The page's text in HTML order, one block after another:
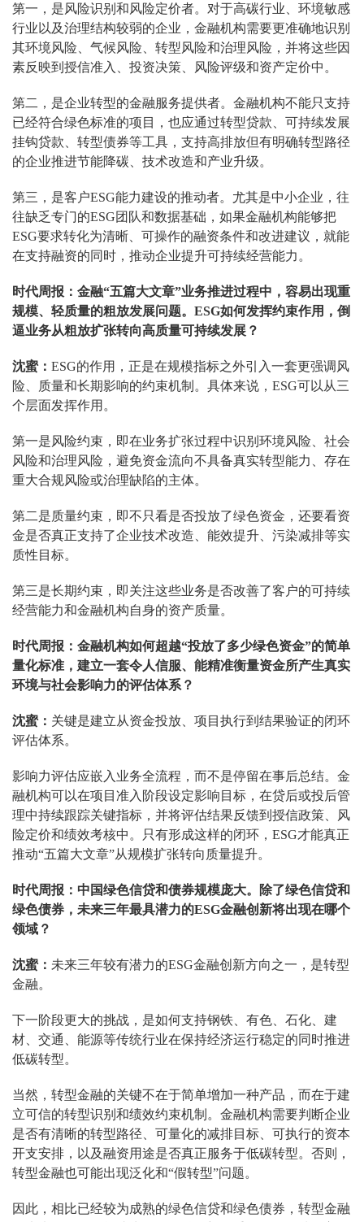
第一，是风险识别和风险定价者。对于高碳行业、环境敏感
行业以及治理结构较弱的企业，金融机构需要更准确地识别
其环境风险、气候风险、转型风险和治理风险，并将这些因
素反映到授信准入、投资决策、风险评级和资产定价中。
第二，是企业转型的金融服务提供者。金融机构不能只支持
已经符合绿色标准的项目，也应通过转型贷款、可持续发展
挂钩贷款、转型债券等工具，支持高排放但有明确转型路径
的企业推进节能降碳、技术改造和产业升级。
第三，是客户ESG能力建设的推动者。尤其是中小企业，往
往缺乏专门的ESG团队和数据基础，如果金融机构能够把
ESG要求转化为清晰、可操作的融资条件和改进建议，就能
在支持融资的同时，推动企业提升可持续经营能力。
时代周报：金融“五篇大文章”业务推进过程中，容易出现重
规模、轻质量的粗放发展问题。ESG如何发挥约束作用，倒
逼业务从粗放扩张转向高质量可持续发展？
沈蜜： ESG的作用，正是在规模指标之外引入一套更强调风
险、质量和长期影响的约束机制。具体来说，ESG可以从三
个层面发挥作用。
第一是风险约束，即在业务扩张过程中识别环境风险、社会
风险和治理风险，避免资金流向不具备真实转型能力、存在
重大合规风险或治理缺陷的主体。
第二是质量约束，即不只看是否投放了绿色资金，还要看资
金是否真正支持了企业技术改造、能效提升、污染减排等实
质性目标。
第三是长期约束，即关注这些业务是否改善了客户的可持续
经营能力和金融机构自身的资产质量。
时代周报：金融机构如何超越“投放了多少绿色资金”的简单
量化标准，建立一套令人信服、能精准衡量资金所产生真实
环境与社会影响力的评估体系？
沈蜜： 关键是建立从资金投放、项目执行到结果验证的闭环
评估体系。
影响力评估应嵌入业务全流程，而不是停留在事后总结。金
融机构可以在项目准入阶段设定影响目标，在贷后或投后管
理中持续跟踪关键指标，并将评估结果反馈到授信政策、风
险定价和绩效考核中。只有形成这样的闭环，ESG才能真正
推动“五篇大文章”从规模扩张转向质量提升。
时代周报：中国绿色信贷和债券规模庞大。除了绿色信贷和
绿色债券，未来三年最具潜力的ESG金融创新将出现在哪个
领域？
沈蜜： 未来三年较有潜力的ESG金融创新方向之一，是转型
金融。
下一阶段更大的挑战，是如何支持钢铁、有色、石化、建
材、交通、能源等传统行业在保持经济运行稳定的同时推进
低碳转型。
当然，转型金融的关键不在于简单增加一种产品，而在于建
立可信的转型识别和绩效约束机制。金融机构需要判断企业
是否有清晰的转型路径、可量化的减排目标、可执行的资本
开支安排，以及融资用途是否真正服务于低碳转型。否则，
转型金融也可能出现泛化和“假转型”问题。
因此，相比已经较为成熟的绿色信贷和绿色债券，转型金融